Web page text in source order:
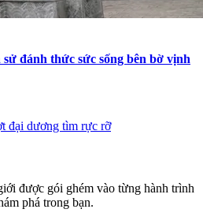
đánh thức sức sống bên bờ vịnh
đại dương tìm rực rỡ
được gói ghém vào từng hành trình
phá trong bạn.